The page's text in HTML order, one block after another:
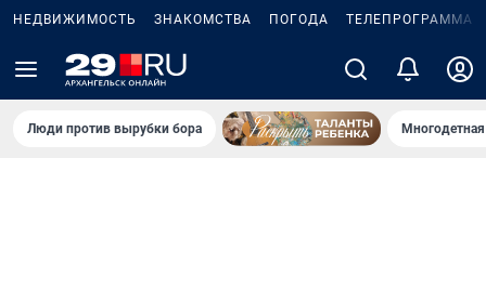
НЕДВИЖИМОСТЬ ЗНАКОМСТВА ПОГОДА ТЕЛЕПРОГРАММА
Люди против вырубки бора